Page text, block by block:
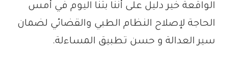
الواقعة خير دليل على أننا بتنا اليوم في أمس
الحاجة لإصلاح النظام الطبي والقضائي لضمان
سير العدالة و حسن تطبيق المساءلة.